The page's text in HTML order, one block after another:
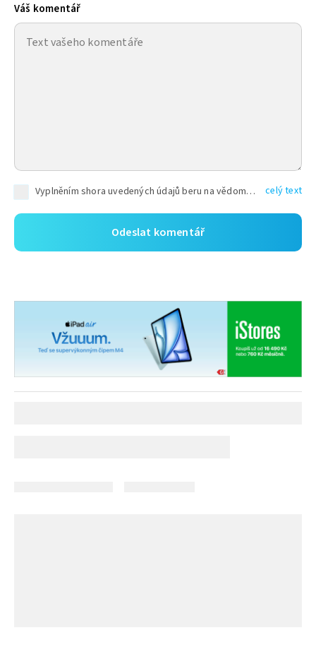
Váš komentář
Vyplněním shora uvedených údajů beru na vědomí, že společnost TEXT FACTORY s.r.o., sídlem Brno, Durďákova 336/29, Černá Pole, PSČ: 613 00, IČ: 06157831, zapsané u Krajského soudu v Brně, oddíl C, vložka 100399, bude zpracovávat mé osobní údaje uvedené v rámci mnou vyplněného registračního formuláře na základě oprávněných zájmů TEXT FACTORY s.r.o. dle čl. 6 odst. 1 písm. f) GDPR a pro splnění právních povinností (čl. 6 odst. 1 písm. c) GDPR), a to pro tyto účely: nezbytnost zajistit oprávnění návštěvníka webových stránek provozovaných společností TEXT FACTORY s.r.o. přispívat aktivně ke zveřejněným článkům nebo v rámci diskusních fór a výkon práv TEXT FACTORY s.r.o. jako administrátora těchto diskusních fór. Více informací o zpracování osobních údajů a právech lze nalézt v celý text